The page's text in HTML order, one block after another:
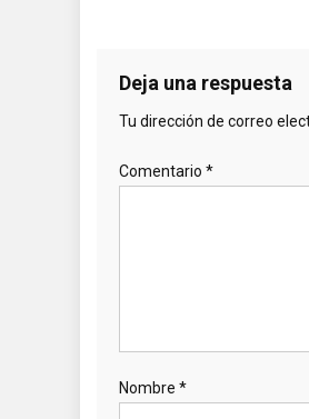
Deja una respuesta
Tu dirección de correo
Comentario *
Nombre *